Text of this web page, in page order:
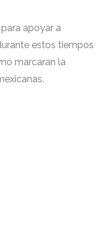
apoyar a
estos tiempos
marcaran la